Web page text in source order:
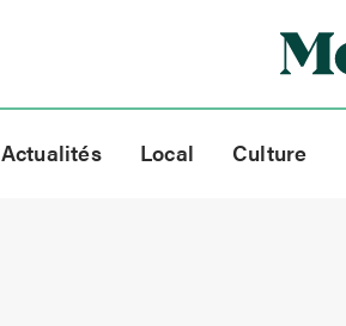
Actualités Local Culture